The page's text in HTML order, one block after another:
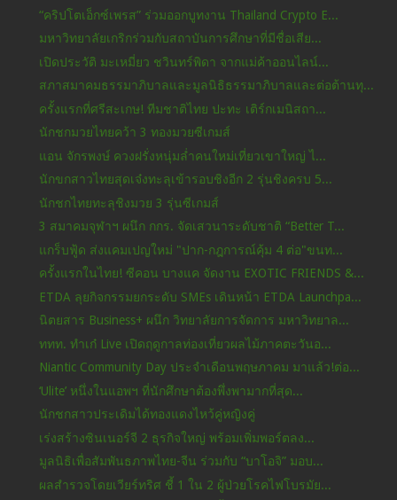
“คริปโตเอ็กซ์เพรส” ร่วมออกบูทงาน Thailand Crypto E...
มหาวิทยาลัยเกริกร่วมกับสถาบันการศึกษาที่มีชื่อเสีย...
เปิดประวัติ มะเหมี่ยว ชวินทร์พิดา จากแม่ค้าออนไลน์...
สภาสมาคมธรรมาภิบาลและมูลนิธิธรรมาภิบาลและต่อต้านทุ...
ครั้งแรกที่ศรีสะเกษ! ทีมชาติไทย ปะทะ เติร์กเมนิสถา...
นักชกมวยไทยคว้า 3 ทองมวยซีเกมส์
แอน จักรพงษ์ ควงฝรั่งหนุ่มล่ำคนใหม่เที่ยวเขาใหญ่ ไ...
นักขกสาวไทยสุดเจ๋งทะลุเข้ารอบชิงอีก 2 รุ่นชิงครบ 5...
นักชกไทยทะลุชิงมวย 3 รุ่นซีเกมส์
3 สมาคมจุฬาฯ ผนึก กกร. จัดเสวนาระดับชาติ “Better T...
แกร็บฟู้ด ส่งแคมเปญใหม่ "ปาก-กฎการณ์คุ้ม 4 ต่อ"ขนท...
ครั้งแรกในไทย! ซีคอน บางแค จัดงาน EXOTIC FRIENDS &...
ETDA ลุยกิจกรรมยกระดับ SMEs เดินหน้า ETDA Launchpa...
นิตยสาร Business+ ผนึก วิทยาลัยการจัดการ มหาวิทยาล...
ททท. ทำเก๋ Live เปิดฤดูกาลท่องเที่ยวผลไม้ภาคตะวันอ...
Niantic Community Day ประจำเดือนพฤษภาคม มาแล้ว!ต่อ...
‘Ulite’ หนึ่งในแอพฯ ที่นักศึกษาต้องพึ่งพามากที่สุด...
นักชกสาวประเดิมได้ทองแดงไหว้คู่หญิงคู่
เร่งสร้างซินเนอร์จี 2 ธุรกิจใหญ่ พร้อมเพิ่มพอร์ตลง...
มูลนิธิเพื่อสัมพันธภาพไทย-จีน ร่วมกับ “บาโอจิ” มอบ...
ผลสำรวจโดยเวียร์ทริศ ชี้ 1 ใน 2 ผู้ป่วยโรคไฟโบรมัย...